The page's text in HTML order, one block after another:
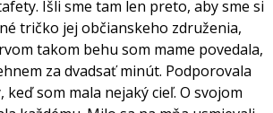
Išli sme tam len preto, aby sme si
tričko jej občianskeho združenia,
takom behu som mame povedala,
za dvadsať minút. Podporovala
keď som mala nejaký cieľ. O svojom